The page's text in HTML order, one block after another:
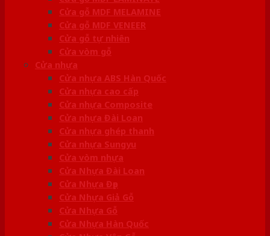
Cửa gỗ MDF MELAMINE
Cửa gỗ MDF VENEER
Cửa gỗ tự nhiên
Cửa vòm gỗ
Cửa nhựa
Cửa nhựa ABS Hàn Quốc
Cửa nhựa cao cấp
Cửa nhựa Composite
Cửa nhựa Đài Loan
Cửa nhựa ghép thanh
Cửa nhựa Sungyu
Cửa vòm nhựa
Cửa Nhựa Đài Loan
Cửa Nhựa Đẹp
Cửa Nhựa Giả Gỗ
Cửa Nhựa Gỗ
Cửa Nhựa Hàn Quốc